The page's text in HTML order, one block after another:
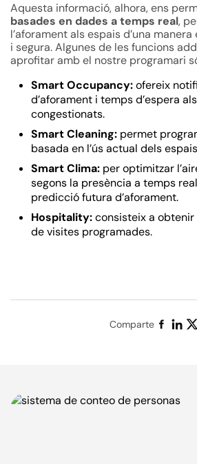
Aquesta informació, alhora, ens
basades en dades a temps real,
l’aforament als espais d’una
i segura. Algunes de les funcions
aprofitar amb el nostre programari
Smart Occupancy:ofereix
d’aforament i temps d’espera
congestionats.
Smart Cleaning: permet
basada en l’ús actual dels
Smart Clima: per optimitzar
segons la presència a temps
predicció futura d’aforament.
Hospitality:consisteix a
de visites programades.
Comparte